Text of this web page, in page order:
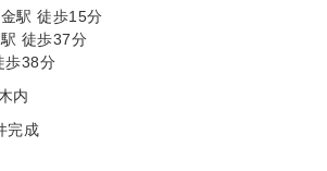
駅 徒歩15分
徒歩37分
歩38分
内
完成